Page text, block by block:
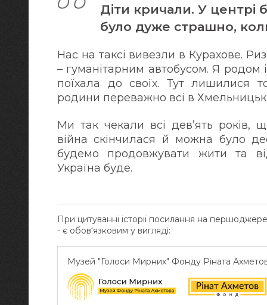
Діти кричали. У центрі
було дуже страшно,
Нас на таксі вивезли в Курахове.
– гуманітарним автобусом. Я родом
поїхала до своїх. Тут лишилися
родини переважно всі в
Ми так чекали всі дев’ять
війна скінчилася й можна було
будемо продовжувати жити та
Україна буде.
При цитуванні історії посилання на
- є обов‘язковим у вигляді:
Музей "Голоси Мирних" Фонду Ріната